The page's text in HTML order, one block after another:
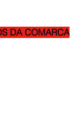
DA COMARCA